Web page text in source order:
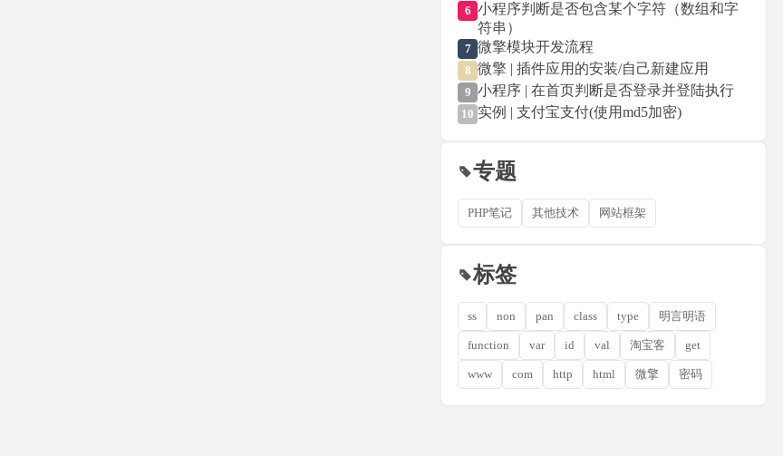
6 小程序判断是否包含某个字符（数组和字
符串）
7 微擎模块开发流程
8 微擎 | 插件应用的安装/自己新建应用
9 小程序 | 在首页判断是否登录并登陆执行
10 实例 | 支付宝支付(使用md5加密)
专题
PHP笔记 其他技术 网站框架
标签
ss non pan class type 明言明语
function var id val 淘宝客 get
www com http html 微擎 密码